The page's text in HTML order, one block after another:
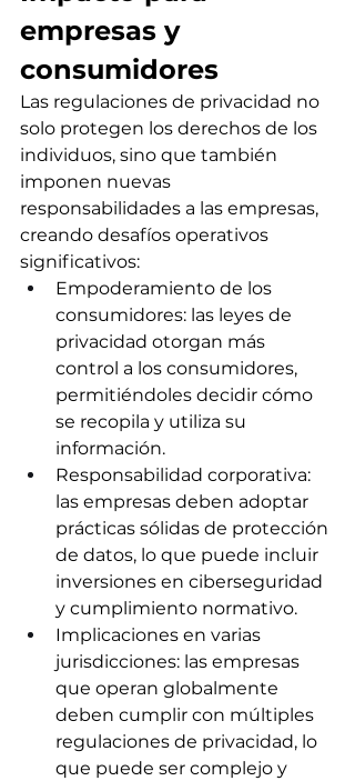
empresas y
consumidores
Las regulaciones de privacidad no
solo protegen los derechos de los
individuos, sino que también
imponen nuevas
responsabilidades a las empresas,
creando desafíos operativos
significativos:
Empoderamiento de los
consumidores: las leyes de
privacidad otorgan más
control a los consumidores,
permitiéndoles decidir cómo
se recopila y utiliza su
información.
Responsabilidad corporativa:
las empresas deben adoptar
prácticas sólidas de protección
de datos, lo que puede incluir
inversiones en ciberseguridad
y cumplimiento normativo.
Implicaciones en varias
jurisdicciones: las empresas
que operan globalmente
deben cumplir con múltiples
regulaciones de privacidad, lo
que puede ser complejo y